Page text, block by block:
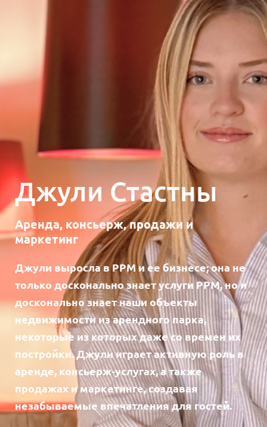
Джули Стастны
Аренда, консьерж, продажи и
маркетинг
Джули выросла в PPM и ее бизнесе; она не
только досконально знает услуги PPM, но и
досконально знает наши объекты
недвижимости из арендного парка,
некоторые из которых даже со времен их
постройки. Джули играет активную роль в
аренде, консьерж-услугах, а также
продажах и маркетинге, создавая
незабываемые впечатления для гостей.